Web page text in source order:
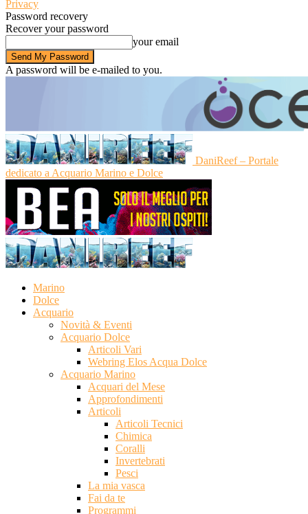
Privacy
Password recovery
Recover your password
your email
A password will be e-mailed to you.
DaniReef – Portale
dedicato a Acquario Marino e Dolce
Marino
Dolce
Acquario
Novità & Eventi
Acquario Dolce
Articoli Vari
Webring Elos Acqua Dolce
Acquario Marino
Acquari del Mese
Approfondimenti
Articoli
Articoli Tecnici
Chimica
Coralli
Invertebrati
Pesci
La mia vasca
Fai da te
Programmi